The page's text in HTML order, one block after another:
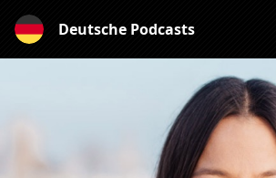
Deutsche Podcasts